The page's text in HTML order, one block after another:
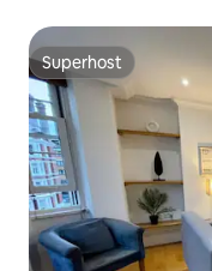
Superhost
Superhost